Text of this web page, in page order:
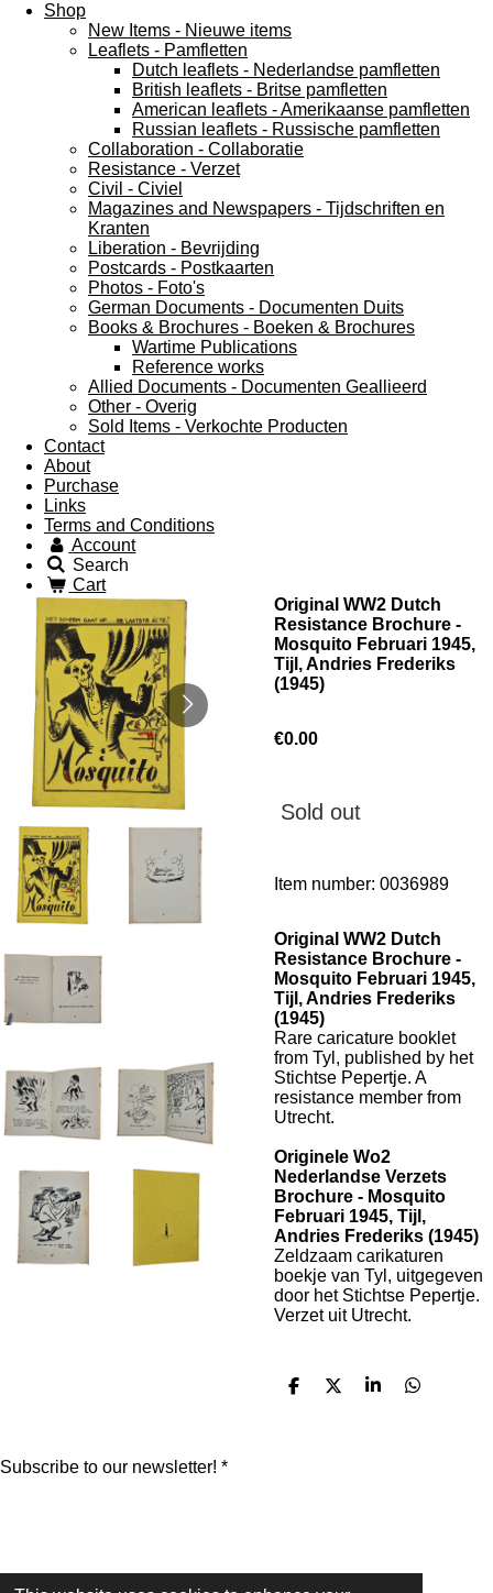
Shop
New Items - Nieuwe items
Leaflets - Pamfletten
Dutch leaflets - Nederlandse pamfletten
British leaflets - Britse pamfletten
American leaflets - Amerikaanse pamfletten
Russian leaflets - Russische pamfletten
Collaboration - Collaboratie
Resistance - Verzet
Civil - Civiel
Magazines and Newspapers - Tijdschriften en
Kranten
Liberation - Bevrijding
Postcards - Postkaarten
Photos - Foto's
German Documents - Documenten Duits
Books & Brochures - Boeken & Brochures
Wartime Publications
Reference works
Allied Documents - Documenten Geallieerd
Other - Overig
Sold Items - Verkochte Producten
Contact
About
Purchase
Links
Terms and Conditions
Account
Search
Cart
Original WW2 Dutch
Resistance Brochure -
Mosquito Februari 1945,
Tijl, Andries Frederiks
(1945)
€0.00
Sold out
Item number: 0036989
Original WW2 Dutch
Resistance Brochure -
Mosquito Februari 1945,
Tijl, Andries Frederiks
(1945)
Rare caricature booklet
from Tyl, published by het
Stichtse Pepertje. A
resistance member from
Utrecht.
Originele Wo2
Nederlandse Verzets
Brochure - Mosquito
Februari 1945, Tijl,
Andries Frederiks (1945)
Zeldzaam carikaturen
boekje van Tyl, uitgegeven
door het Stichtse Pepertje.
Verzet uit Utrecht.
S
S
S
S
Subscribe to our newsletter! *